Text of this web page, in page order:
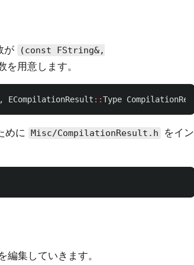
が
(const FString&,
を用意します。
, ECompilationResult ::Type
めに Misc/CompilationResult.h
をイン
編集していきます。